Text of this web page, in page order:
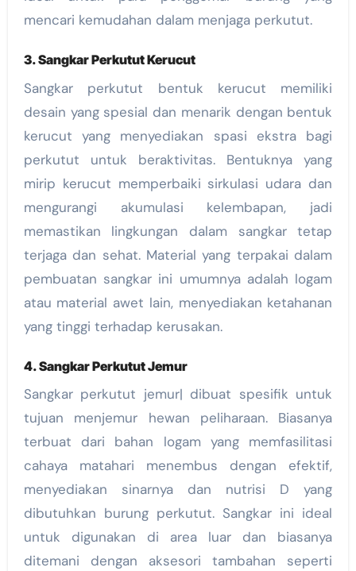
mencari kemudahan dalam menjaga perkutut.
3. Sangkar Perkutut Kerucut
Sangkar perkutut bentuk kerucut memiliki
desain yang spesial dan menarik dengan bentuk
kerucut yang menyediakan spasi ekstra bagi
perkutut untuk beraktivitas. Bentuknya yang
mirip kerucut memperbaiki sirkulasi udara dan
mengurangi akumulasi kelembapan, jadi
memastikan lingkungan dalam sangkar tetap
terjaga dan sehat. Material yang terpakai dalam
pembuatan sangkar ini umumnya adalah logam
atau material awet lain, menyediakan ketahanan
yang tinggi terhadap kerusakan.
4. Sangkar Perkutut Jemur
Sangkar perkutut jemur| dibuat spesifik untuk
tujuan menjemur hewan peliharaan. Biasanya
terbuat dari bahan logam yang memfasilitasi
cahaya matahari menembus dengan efektif,
menyediakan sinarnya dan nutrisi D yang
dibutuhkan burung perkutut. Sangkar ini ideal
untuk digunakan di area luar dan biasanya
ditemani dengan aksesori tambahan seperti